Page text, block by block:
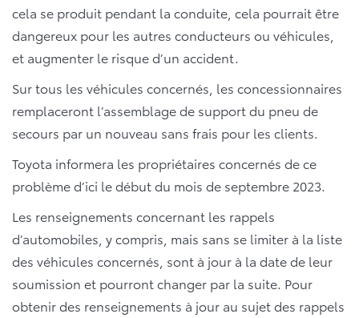
cela se produit pendant la conduite, cela pourrait être
dangereux pour les autres conducteurs ou véhicules,
et augmenter le risque d’un accident.
Sur tous les véhicules concernés, les concessionnaires
remplaceront l’assemblage de support du pneu de
secours par un nouveau sans frais pour les clients.
Toyota informera les propriétaires concernés de ce
problème d’ici le début du mois de septembre 2023.
Les renseignements concernant les rappels
d’automobiles, y compris, mais sans se limiter à la liste
des véhicules concernés, sont à jour à la date de leur
soumission et pourront changer par la suite. Pour
obtenir des renseignements à jour au sujet des rappels